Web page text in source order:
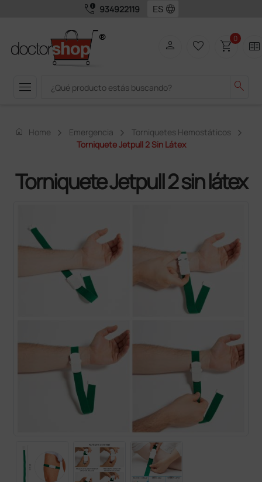
call_quality 934922119 language
menu search
person favorite_border shopping_cart0 two_pager
home Home Emergencia
Torniquetes Hemostáticos
Torniquete Jetpull 2 Sin Látex
Torniquete Jetpull 2 sin látex